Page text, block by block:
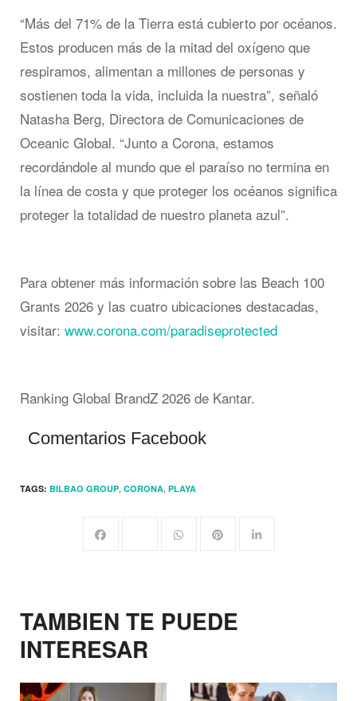
“Más del 71% de la Tierra está cubierto por océanos.
Estos producen más de la mitad del oxígeno que
respiramos, alimentan a millones de personas y
sostienen toda la vida, incluida la nuestra”, señaló
Natasha Berg, Directora de Comunicaciones de
Oceanic Global. “Junto a Corona, estamos
recordándole al mundo que el paraíso no termina en
la línea de costa y que proteger los océanos significa
proteger la totalidad de nuestro planeta azul”.
Para obtener más información sobre las Beach 100
Grants 2026 y las cuatro ubicaciones destacadas,
visitar: www.corona.com/paradiseprotected
Ranking Global BrandZ 2026 de Kantar.
Comentarios Facebook
TAGS: BILBAO GROUP, CORONA, PLAYA
TAMBIEN TE PUEDE
INTERESAR